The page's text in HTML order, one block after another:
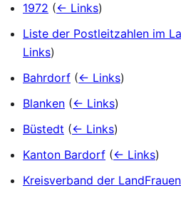
1972 (← Links)
Liste der Postleitzahlen im
Links)
Bahrdorf (← Links)
Blanken (← Links)
Büstedt (← Links)
Kanton Bardorf (← Links)
Kreisverband der